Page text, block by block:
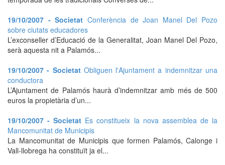
19/10/2007 - Societat Conferència de Joan Manel Del Pozo
sobre ciutats educadores
L’exconseller d’Educació de la Generalitat, Joan Manel Del Pozo,
serà aquesta nit a Palamós...
19/10/2007 - Societat Obliguen l'Ajuntament a indemnitzar una
conductora
L’Ajuntament de Palamós haurà d’indemnitzar amb més de 500
euros la propietària d’un...
19/10/2007 - Societat Es constitueix la nova assemblea de la
Mancomunitat de Municipis
La Mancomunitat de Municipis que formen Palamós, Calonge i
Vall-llobrega ha constituït ja el...